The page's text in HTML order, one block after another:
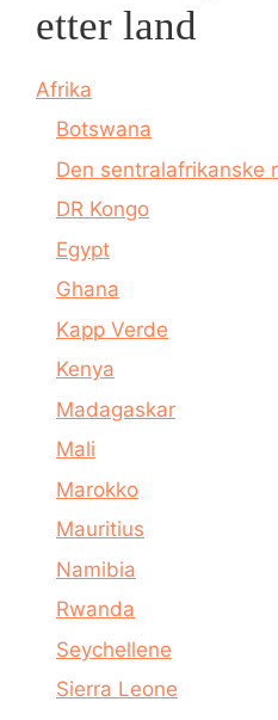
etter land
Afrika
Botswana
Den sentralafrikanske
DR Kongo
Egypt
Ghana
Kapp Verde
Kenya
Madagaskar
Mali
Marokko
Mauritius
Namibia
Rwanda
Seychellene
Sierra Leone